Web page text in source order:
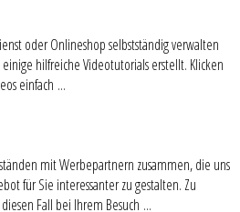
oder Onlineshop selbstständig verwalten
hilfreiche Videotutorials erstellt. Klicken
einfach ...
mit Werbepartnern zusammen, die uns
für Sie interessanter zu gestalten. Zu
Fall bei Ihrem Besuch ...